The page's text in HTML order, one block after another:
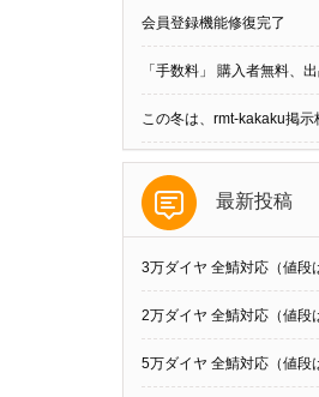
刷新しました。
会員登録機能修復完了
「手数料」 購入者無料、
この冬は、rmt-kakaku掲示
最新投稿
3万ダイヤ 全鯖対応（値段
他の数可
2万ダイヤ 全鯖対応（値段
他の数可
5万ダイヤ 全鯖対応（値段